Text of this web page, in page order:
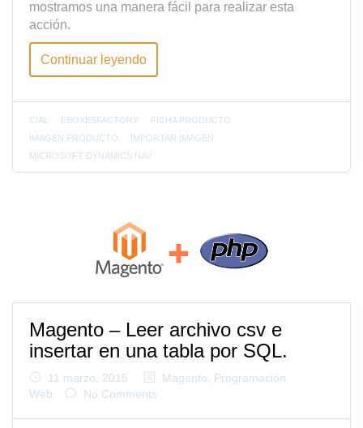
mostramos una manera fácil para realizar esta
acción.
Continuar leyendo
C/AL EBOXESFACTORY
FICHA PRODUCTO
IMAGEN PRODUCTO
IMPORTAR IMAGEN
MICROSOFT DYNAMICS NAV
Magento – Leer archivo csv e
insertar en una tabla por SQL.
11 marzo, 2015 Magento, Programación
Web
No Comments